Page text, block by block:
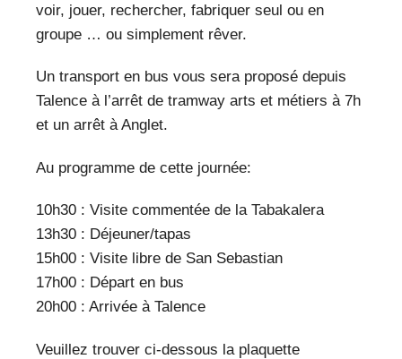
voir, jouer, rechercher, fabriquer seul ou en
groupe … ou simplement rêver.
Un transport en bus vous sera proposé depuis
Talence à l’arrêt de tramway arts et métiers à 7h
et un arrêt à Anglet.
Au programme de cette journée:
10h30 : Visite commentée de la Tabakalera
13h30 : Déjeuner/tapas
15h00 : Visite libre de San Sebastian
17h00 : Départ en bus
20h00 : Arrivée à Talence
Veuillez trouver ci-dessous la plaquette